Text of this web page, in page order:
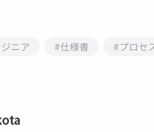
ニア #仕様書 #プロセ